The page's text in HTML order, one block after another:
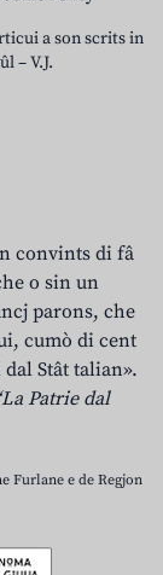
a son scrits in
– V.J.
convints di fâ
o sin un
parons, che
cumò di cent
Stât talian».
Patrie dal
Furlane e de Regjon